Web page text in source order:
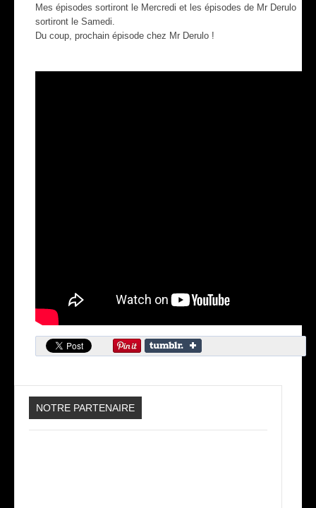
Mes épisodes sortiront le Mercredi et les épisodes de Mr Derulo
sortiront le Samedi.
Du coup, prochain épisode chez Mr Derulo !
NOTRE PARTENAIRE